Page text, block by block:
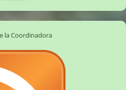
la Coordinadora